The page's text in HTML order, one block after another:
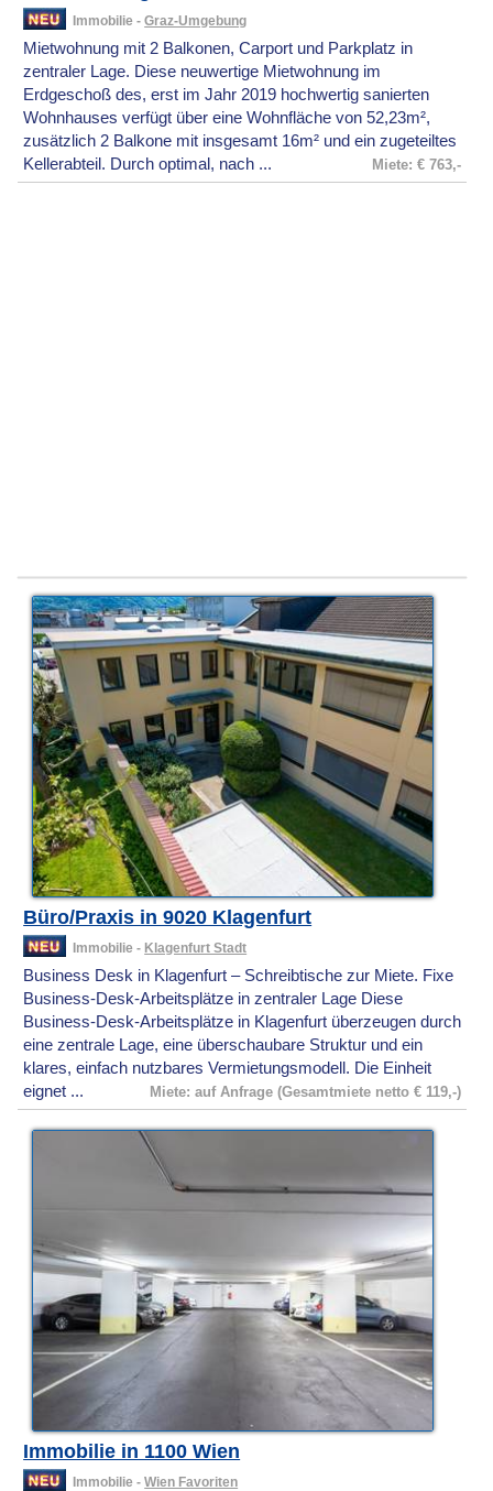
Immobilie -Graz-Umgebung
Mietwohnung mit 2 Balkonen, Carport und Parkplatz in
zentraler Lage. Diese neuwertige Mietwohnung im
Erdgeschoß des, erst im Jahr 2019 hochwertig sanierten
Wohnhauses verfügt über eine Wohnfläche von 52,23m²,
zusätzlich 2 Balkone mit insgesamt 16m² und ein zugeteiltes
Kellerabteil. Durch optimal, nach ...
Miete: € 763,-
Büro/Praxis in 9020 Klagenfurt
Immobilie - Klagenfurt Stadt
Business Desk in Klagenfurt – Schreibtische zur Miete. Fixe
Business-Desk-Arbeitsplätze in zentraler Lage Diese
Business-Desk-Arbeitsplätze in Klagenfurt überzeugen durch
eine zentrale Lage, eine überschaubare Struktur und ein
klares, einfach nutzbares Vermietungsmodell. Die Einheit
eignet ...
Miete: auf Anfrage (Gesamtmiete netto € 119,-)
Immobilie in 1100 Wien
Immobilie -Wien Favoriten